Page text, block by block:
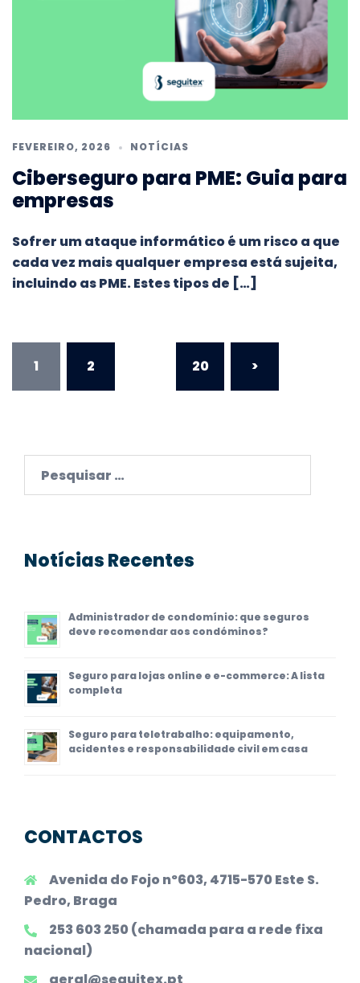
FEVEREIRO, 2026 NOTÍCIAS
Ciberseguro para PME: Guia para
empresas
Sofrer um ataque informático é um risco a que
cada vez mais qualquer empresa está sujeita,
incluindo as PME. Estes tipos de […]
dos
conteúdos
1 2 20 >
por:
Notícias Recentes
Administrador de condomínio: que seguros
deve recomendar aos condóminos?
Seguro para lojas online e e-commerce: A lista
completa
Seguro para teletrabalho: equipamento,
acidentes e responsabilidade civil em casa
CONTACTOS
Avenida do Fojo nº603, 4715-570 Este S.
Pedro, Braga
253 603 250 (chamada para a rede fixa
nacional)